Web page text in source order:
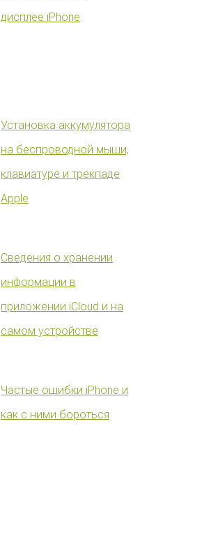
дисплее iPhone
Установка аккумулятора
на беспроводной мыши,
клавиатуре и трекпаде
Apple
Сведения о хранении
информации в
приложении iCloud и на
самом устройстве
Частые ошибки iPhone и
как с ними бороться